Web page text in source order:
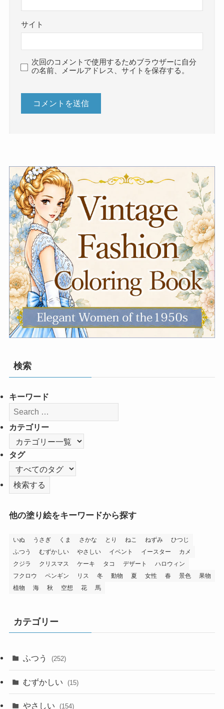
サイト
次回のコメントで使用するためブラウザーに自分
の名前、メールアドレス、サイトを保存する。
検索
キーワード
カテゴリー
タグ
他の塗り絵をキーワードから探す
いぬ うさぎ くま さかな とり ねこ ねずみ
ひつじ
ふつう
むずかしい やさしい イベント イースター
カメ
クジラ
クリスマス ケーキ タコ デザート
ハロウィン
フクロウ
ペンギン リス 冬 動物 夏 女性 春 景色
果物
植物
海 秋 空想 花 馬
カテゴリー
ふつう (252)
むずかしい (15)
やさしい (154)